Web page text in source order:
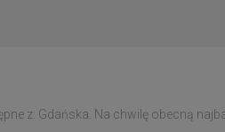
z: Gdańska. Na chwilę obecną